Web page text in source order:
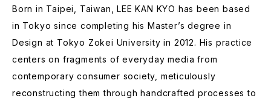
Born in Taipei, Taiwan, LEE KAN KYO has been based
in Tokyo since completing his Master’s degree in
Design at Tokyo Zokei University in 2012. His practice
centers on fragments of everyday media from
contemporary consumer society, meticulously
reconstructing them through handcrafted processes to